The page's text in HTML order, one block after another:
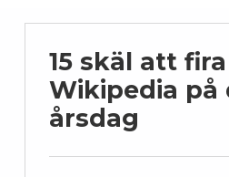
15 skäl att fira
Wikipedia på
årsdag